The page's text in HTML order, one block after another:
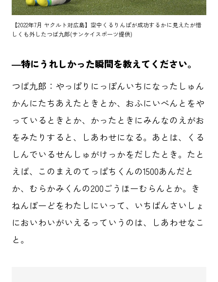
【2022年7月 ヤクルト対広島】空中くるりんぱが成功するかに見えたが惜
しくも外したつば九郎(サンケイスポーツ提供)
―特にうれしかった瞬間を教えてください。
つば九郎：やっぱりにっぽんいちになったしゅん
かんにたちあえたときとか、おふにいべんとをや
っているときとか、かったときにみんなのえがお
をみたりすると、しあわせになる。あとは、くる
しんでいるせんしゅがけっかをだしたとき。たと
えば、このまえのてっぱちくんの1500あんだと
か、むらかみくんの200ごうほーむらんとか。き
ねんぼーどをわたしにいって、いちばんさいしょ
においわいがいえるっていうのは、しあわせなこ
と。